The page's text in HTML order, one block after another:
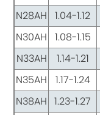
N28AH
1.04-1.12
N30AH
1.08-1.15
N33AH
1.14-1.21
N35AH
1.17-1.24
N38AH 1.23-1.27